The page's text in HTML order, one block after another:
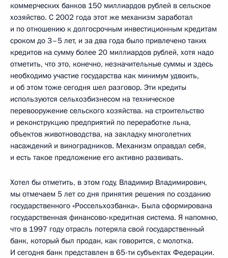
коммерческих банков 150 миллиардов рублей в сельское
хозяйство. С 2002 года этот же механизм заработал
и по отношению к долгосрочным инвестиционным кредитам
сроком до 3–5 лет, и за два года было привлечено таких
кредитов на сумму более 20 миллиардов рублей, хотя надо
отметить, что это, конечно, незначительные суммы и здесь
необходимо участие государства как минимум удвоить,
и об этом тоже сегодня шел разговор. Эти кредиты
используются сельхозбизнесом на техническое
перевооружение сельского хозяйства. на строительство
и реконструкцию предприятий по переработке льна,
объектов животноводства, на закладку многолетних
насаждений и виноградников. Механизм оправдал себя,
и есть такое предложение его активно развивать.
Хотел бы отметить, в этом году, Владимир Владимирович,
мы отмечаем 5 лет со дня принятия решения по созданию
государственного «Россельхозбанка». Была сформирована
государственная финансово-кредитная система. Я напомню,
что в 1997 году отрасль потеряла свой государственный
банк, который был продан, как говорится, с молотка.
И сегодня банк представлен в 65-ти субъектах Федерации.